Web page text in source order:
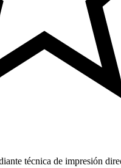
técnica de impresión